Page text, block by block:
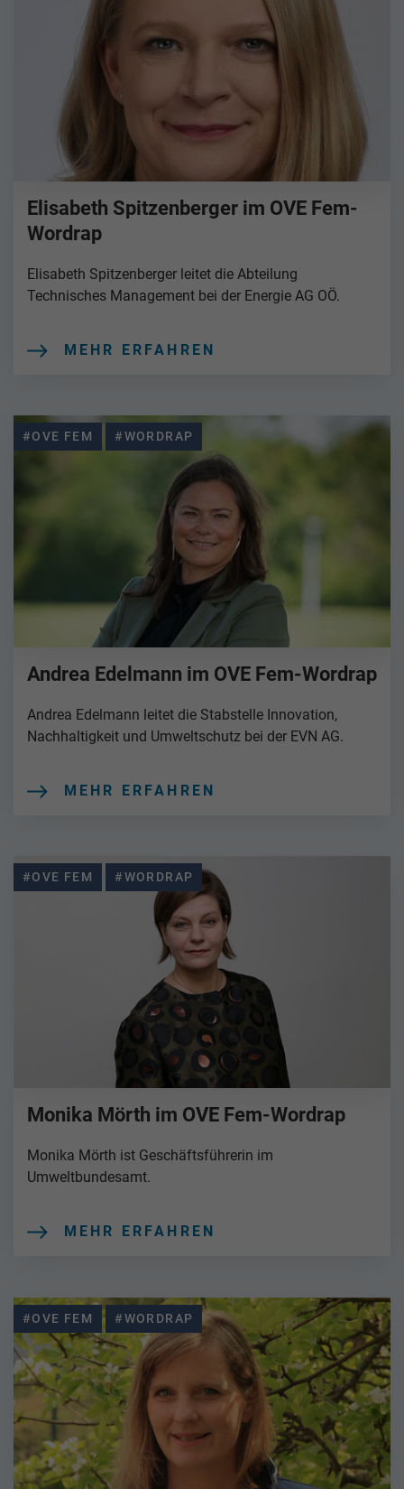
Elisabeth Spitzenberger im OVE Fem-
Wordrap
Elisabeth Spitzenberger leitet die Abteilung
Technisches Management bei der Energie AG OÖ.
MEHR ERFAHREN
#OVE FEM #WORDRAP
Andrea Edelmann im OVE Fem-Wordrap
Andrea Edelmann leitet die Stabstelle Innovation,
Nachhaltigkeit und Umweltschutz bei der EVN AG.
MEHR ERFAHREN
#OVE FEM #WORDRAP
Monika Mörth im OVE Fem-Wordrap
Monika Mörth ist Geschäftsführerin im
Umweltbundesamt.
MEHR ERFAHREN
#OVE FEM #WORDRAP